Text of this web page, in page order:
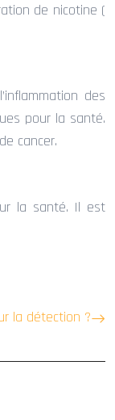
de nicotine (
des
pour la santé.
cancer.
la santé. Il est
la détection ?